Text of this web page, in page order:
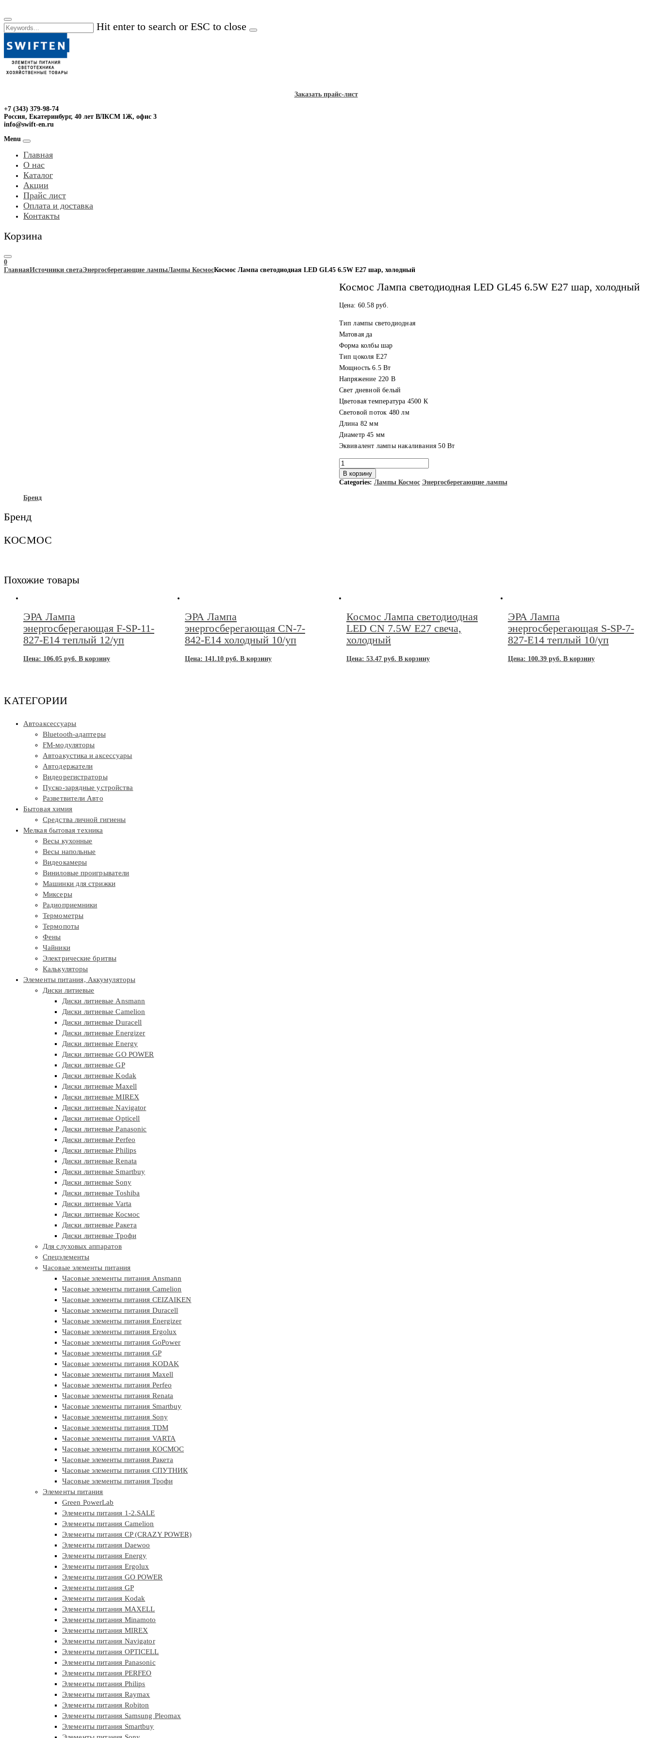
to
content
Hit enter to search or ESC to close
Заказать прайс-лист
+7 (343) 379-98-74
Россия, Екатеринбург, 40 лет ВЛКСМ 1Ж, офис 3
info@swift-en.ru
Menu
Главная
О нас
Каталог
Акции
Прайс лист
Оплата и доставка
Контакты
Корзина
0
ГлавнаяИсточники светаЭнергосберегающие лампыЛампы КосмосКосмос Лампа светодиодная LED GL45 6.5W E27 шар, холодный
Космос Лампа светодиодная LED GL45 6.5W E27 шар, холодный
Цена: 60.58руб.
Тип лампы светодиодная
Матовая да
Форма колбы шар
Тип цоколя E27
Мощность 6.5 Вт
Напряжение 220 В
Свет дневной белый
Цветовая температура 4500 К
Световой поток 480 лм
Длина 82 мм
Диаметр 45 мм
Эквивалент лампы накаливания 50 Вт
Количество
товара
Космос
Лампа
В корзину
Categories: Лампы Космос Энергосберегающие лампы
Бренд
Бренд
КОСМОС
Похожие товары
ЭРА Лампа
энергосберегающая F-SP-11-
827-E14 теплый 12/уп
Цена: 106.05 руб. В корзину
ЭРА Лампа
энергосберегающая CN-7-
842-E14 холодный 10/уп
Цена: 141.10руб. В корзину
Космос Лампа светодиодная
LED CN 7.5W E27 свеча,
холодный
Цена: 53.47руб. В корзину
ЭРА Лампа
энергосберегающая S-SP-7-
827-E14 теплый 10/уп
Цена: 100.39руб. В корзину
КАТЕГОРИИ
Автоаксессуары
Bluetooth-адаптеры
FM-модуляторы
Автоакустика и аксессуары
Автодержатели
Видеорегистраторы
Пуско-зарядные устройства
Разветвители Авто
Бытовая химия
Средства личной гигиены
Мелкая бытовая техника
Весы кухонные
Весы напольные
Видеокамеры
Виниловые проигрыватели
Машинки для стрижки
Миксеры
Радиоприемники
Термометры
Термопоты
Фены
Чайники
Электрические бритвы
Калькуляторы
Элементы питания, Аккумуляторы
Диски литиевые
Диски литиевые Ansmann
Диски литиевые Camelion
Диски литиевые Duracell
Диски литиевые Energizer
Диски литиевые Energy
Диски литиевые GO POWER
Диски литиевые GP
Диски литиевые Kodak
Диски литиевые Maxell
Диски литиевые MIREX
Диски литиевые Navigator
Диски литиевые Opticell
Диски литиевые Panasonic
Диски литиевые Perfeo
Диски литиевые Philips
Диски литиевые Renata
Диски литиевые Smartbuy
Диски литиевые Sony
Диски литиевые Toshiba
Диски литиевые Varta
Диски литиевые Космос
Диски литиевые Ракета
Диски литиевые Трофи
Для слуховых аппаратов
Спецэлементы
Часовые элементы питания
Часовые элементы питания Ansmann
Часовые элементы питания Camelion
Часовые элементы питания CEIZAIKEN
Часовые элементы питания Duracell
Часовые элементы питания Energizer
Часовые элементы питания Ergolux
Часовые элементы питания GoPower
Часовые элементы питания GP
Часовые элементы питания KODAK
Часовые элементы питания Maxell
Часовые элементы питания Perfeo
Часовые элементы питания Renata
Часовые элементы питания Smartbuy
Часовые элементы питания Sony
Часовые элементы питания TDM
Часовые элементы питания VARTA
Часовые элементы питания КОСМОС
Часовые элементы питания Ракета
Часовые элементы питания СПУТНИК
Часовые элементы питания Трофи
Элементы питания
Green PowerLab
Элементы питания 1-2.SALE
Элементы питания Camelion
Элементы питания CP (CRAZY POWER)
Элементы питания Daewoo
Элементы питания Energy
Элементы питания Ergolux
Элементы питания GO POWER
Элементы питания GP
Элементы питания Kodak
Элементы питания MAXELL
Элементы питания Minamoto
Элементы питания MIREX
Элементы питания Navigator
Элементы питания OPTICELL
Элементы питания Panasonic
Элементы питания PERFEO
Элементы питания Philips
Элементы питания Raymax
Элементы питания Robiton
Элементы питания Samsung Pleomax
Элементы питания Smartbuy